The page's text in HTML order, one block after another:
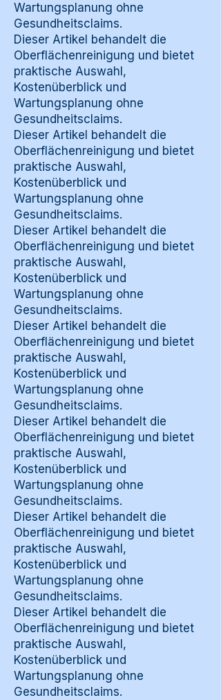
Wartungsplanung ohne
Gesundheitsclaims.
Dieser Artikel behandelt die
Oberflächenreinigung und bietet
praktische Auswahl,
Kostenüberblick und
Wartungsplanung ohne
Gesundheitsclaims.
Dieser Artikel behandelt die
Oberflächenreinigung und bietet
praktische Auswahl,
Kostenüberblick und
Wartungsplanung ohne
Gesundheitsclaims.
Dieser Artikel behandelt die
Oberflächenreinigung und bietet
praktische Auswahl,
Kostenüberblick und
Wartungsplanung ohne
Gesundheitsclaims.
Dieser Artikel behandelt die
Oberflächenreinigung und bietet
praktische Auswahl,
Kostenüberblick und
Wartungsplanung ohne
Gesundheitsclaims.
Dieser Artikel behandelt die
Oberflächenreinigung und bietet
praktische Auswahl,
Kostenüberblick und
Wartungsplanung ohne
Gesundheitsclaims.
Dieser Artikel behandelt die
Oberflächenreinigung und bietet
praktische Auswahl,
Kostenüberblick und
Wartungsplanung ohne
Gesundheitsclaims.
Dieser Artikel behandelt die
Oberflächenreinigung und bietet
praktische Auswahl,
Kostenüberblick und
Wartungsplanung ohne
Gesundheitsclaims.